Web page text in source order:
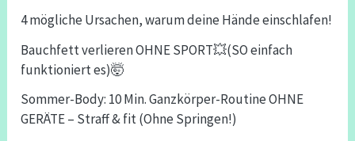
4 mögliche Ursachen, warum deine Hände einschlafen!
Bauchfett verlieren OHNE SPORT💥(SO einfach
funktioniert es)🤯
Sommer-Body: 10 Min. Ganzkörper-Routine OHNE
GERÄTE – Straff & fit (Ohne Springen!)